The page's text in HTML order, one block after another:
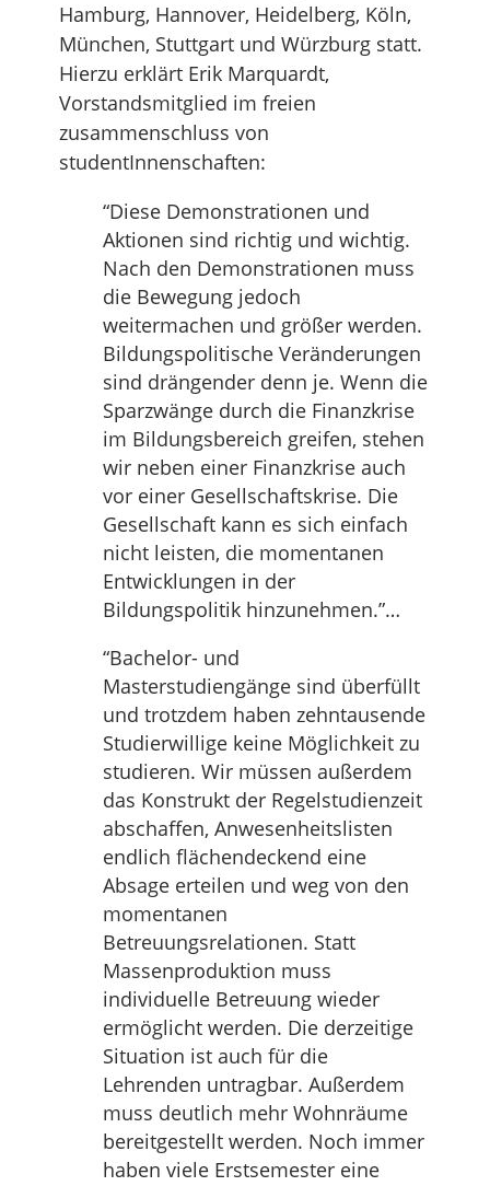
Hamburg, Hannover, Heidelberg, Köln,
München, Stuttgart und Würzburg statt.
Hierzu erklärt Erik Marquardt,
Vorstandsmitglied im freien
zusammenschluss von
studentInnenschaften:
“Diese Demonstrationen und
Aktionen sind richtig und wichtig.
Nach den Demonstrationen muss
die Bewegung jedoch
weitermachen und größer werden.
Bildungspolitische Veränderungen
sind drängender denn je. Wenn die
Sparzwänge durch die Finanzkrise
im Bildungsbereich greifen, stehen
wir neben einer Finanzkrise auch
vor einer Gesellschaftskrise. Die
Gesellschaft kann es sich einfach
nicht leisten, die momentanen
Entwicklungen in der
Bildungspolitik hinzunehmen.”…
“Bachelor- und
Masterstudiengänge sind überfüllt
und trotzdem haben zehntausende
Studierwillige keine Möglichkeit zu
studieren. Wir müssen außerdem
das Konstrukt der Regelstudienzeit
abschaffen, Anwesenheitslisten
endlich flächendeckend eine
Absage erteilen und weg von den
momentanen
Betreuungsrelationen. Statt
Massenproduktion muss
individuelle Betreuung wieder
ermöglicht werden. Die derzeitige
Situation ist auch für die
Lehrenden untragbar. Außerdem
muss deutlich mehr Wohnräume
bereitgestellt werden. Noch immer
haben viele Erstsemester eine